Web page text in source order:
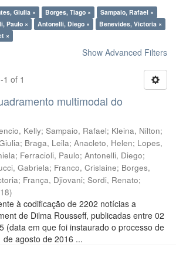
Giulia × Borges, Tiago ×
Sampaio, Rafael ×
Paulo × Antonelli, Diego ×
Benevides, Victoria ×
×
Show Advanced Filters
1 of 1
multimodal do
Kelly; Sampaio, Rafael; Kleina, Nilton;
; Braga, Leila; Anacleto, Helen; Lopes,
; Ferracioli, Paulo; Antonelli, Diego;
Gabriela; Franco, Crislaine; Borges,
; França, Djiovani; Sordi, Renato;
)
à codificação de 2202 notícias a
de Dilma Rousseff, publicadas entre 02
(data em que foi instaurado o processo de
agosto de 2016 ...